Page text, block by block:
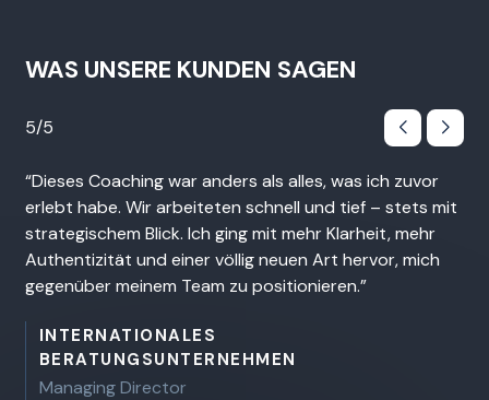
WAS UNSERE KUNDEN SAGEN
5/5
Dieses Coaching war anders als alles, was ich zuvor
erlebt habe. Wir arbeiteten schnell und tief – stets mit
strategischem Blick. Ich ging mit mehr Klarheit, mehr
Authentizität und einer völlig neuen Art hervor, mich
gegenüber meinem Team zu positionieren.
INTERNATIONALES
BERATUNGSUNTERNEHMEN
Managing Director